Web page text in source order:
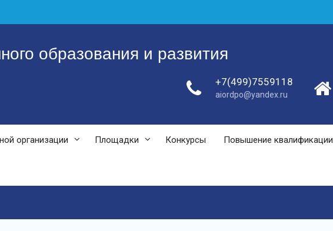
образования и развития
+7(499)7559118
aiordpo@yandex.ru
организации Площадки Конкурсы Повышение квалификации